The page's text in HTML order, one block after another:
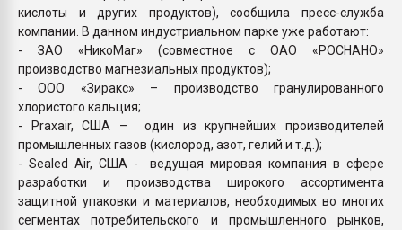
кислоты и других продуктов), сообщила пресс-служба
компании. В данном индустриальном парке уже работают:
- ЗАО «НикоМаг» (совместное с ОАО «РОСНАНО»
производство магнезиальных продуктов);
- ООО «Зиракс» – производство гранулированного
хлористого кальция;
- Praxair, США – один из крупнейших производителей
промышленных газов (кислород, азот, гелий и т.д.);
- Sealed Air, США - ведущая мировая компания в сфере
разработки и производства широкого ассортимента
защитной упаковки и материалов, необходимых во многих
сегментах потребительского и промышленного рынков,